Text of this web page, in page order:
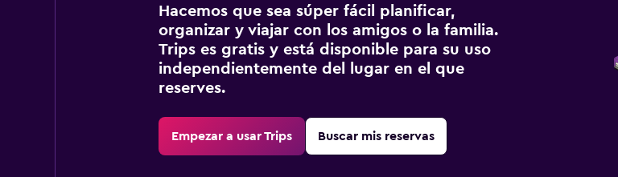
Hacemos que sea súper fácil planificar,
organizar y viajar con los amigos o la familia.
Trips es gratis y está disponible para su uso
independientemente del lugar en el que
reserves.
Empezar a usar Trips Buscar mis reservas